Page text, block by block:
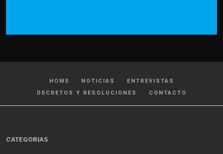
HOME NOTICIAS
ENTREVISTAS
DECRETOS Y RESOLUCIONES
CONTACTO
CATEGORIAS